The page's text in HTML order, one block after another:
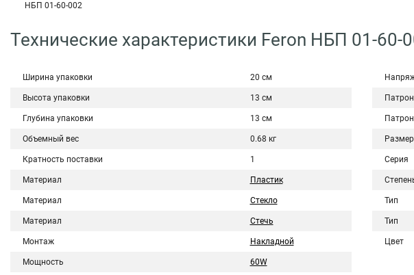
НБП 01-60-002
Технические характеристики Feron НБП 01-60-
Ширина упаковки 20 см
Высота упаковки 13 см
Глубина упаковки 13 см
Объемный вес 0.68 кг
Кратность поставки 1
Материал Пластик
Материал Стекло
Материал Стечь
Монтаж Накладной
Мощность 60W
Патрон
Патрон
Размер
Серия
Тип
Тип
Цвет